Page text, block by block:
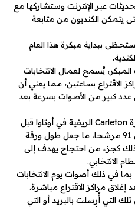
عبر الإنترنت وستشاركها مع
يتمكن الكنديون من متابعة
ببداية مبكرة هذا العام
يُسمح لعمال الانتخابات
الاقتراع بساعتين، مما يعني أن
عدد كبير من الأصوات بسرعة بعد
وبالفعل، بدأت عملية الفرز في دائرة Carleton الريفية في أوتاوا قبل
ست ساعات كاملة لأنها تحتوي على 91 مرشحا، ما جعل طول ورقة
ذلك كجزء من احتجاج يهدف إلى
الانتخابي.
في ذلك أصوات يوم الانتخابات
مراكز الاقتراع مباشرة.
التي أُرسلت بالبريد أو التي